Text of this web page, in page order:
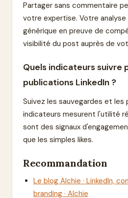
Partager sans commentaire
votre expertise. Votre
générique en preuve de
visibilité du post auprès de
Quels indicateurs suivre
publications LinkedIn ?
Suivez les sauvegardes et
indicateurs mesurent l'utilité
sont des signaux
que les simples likes.
Recommandation
Le blog Alchie · LinkedIn,
branding · Alchie